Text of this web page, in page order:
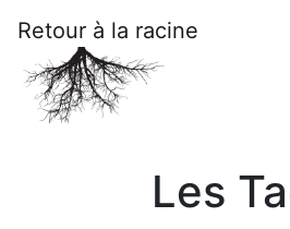
Retour à la racine
Les